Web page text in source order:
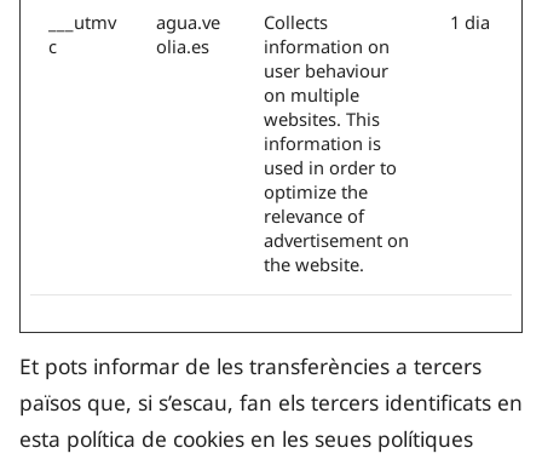
___utmv
c
agua.ve
olia.es
Collects
information on
user behaviour
on multiple
websites. This
information is
used in order to
optimize the
relevance of
advertisement on
the website.
1 dia
Et pots informar de les transferències a tercers
països que, si s’escau, fan els tercers identificats en
esta política de cookies en les seues polítiques